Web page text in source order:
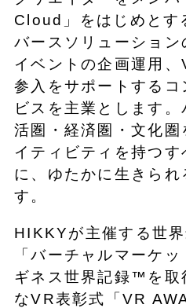
Cloud」をはじめとす
バースソリューション
イベントの企画運用
参入をサポートする
ビスを主業とします
活圏・経済圏・文化
イティビティを持つす
に、ゆたかに生きられ
す。
HIKKYが主催する世
「バーチャルマーケ
ギネス世界記録™を取
なVR表彰式「VR